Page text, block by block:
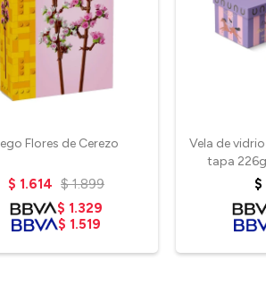
Flores de Cerezo
$ 1.614 $ 1.899
$ 1.329
$ 1.519
Vela de
tapa
$